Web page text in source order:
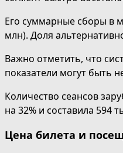
Его суммарные сборы в
млн). Доля
Важно отметить, что
показатели могут быть
Количество сеансов
на 32% и составила 594
Цена билета и